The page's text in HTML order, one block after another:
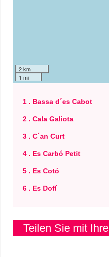
2 km
1 mi
1 . Bassa d´es Cabot
2 . Cala Galiota
3 . C´an Curt
4 . Es Carbó Petit
5 . Es Cotó
6 . Es Dofí
Teilen Sie mit